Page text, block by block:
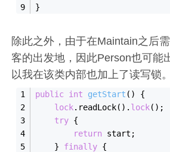
}
除此之外，由于在Maintain之后
客的出发地，因此Person也可能
以我在该类内部也加上了读写锁。
public int getStart ( )
{
lock.readLock(). lock();
try {
return start;
    }
finally {